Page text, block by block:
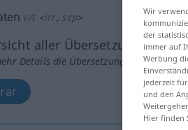
v/t <irr, sep>
aller Übersetzungen
Details die Übersetzung anklicken/
Wir
der
immer auf
Werbung
jederzeit
und den
Hier finden